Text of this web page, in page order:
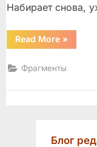
Набирает снова,
Read More“Окно”
»
Фрагменты
Блог